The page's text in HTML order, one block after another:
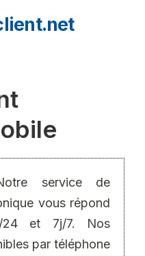
service de
vous répond
24 et 7j/7. Nos
par téléphone